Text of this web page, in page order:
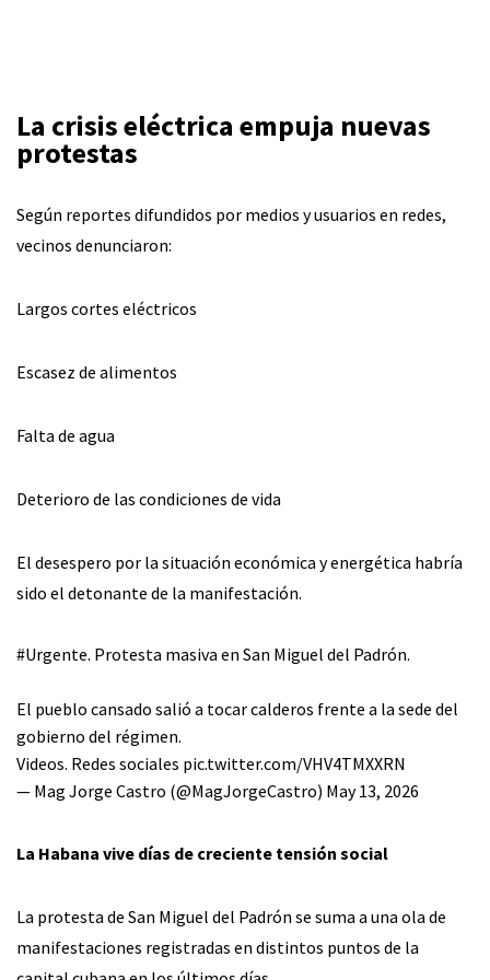
La crisis eléctrica empuja nuevas
protestas
Según reportes difundidos por medios y usuarios en redes,
vecinos denunciaron:
Largos cortes eléctricos
Escasez de alimentos
Falta de agua
Deterioro de las condiciones de vida
El desespero por la situación económica y energética habría
sido el detonante de la manifestación.
#Urgente. Protesta masiva en San Miguel del Padrón.
El pueblo cansado salió a tocar calderos frente a la sede del
gobierno del régimen.
Videos. Redes sociales pic.twitter.com/VHV4TMXXRN
— Mag Jorge Castro (@MagJorgeCastro) May 13, 2026
La Habana vive días de creciente tensión social
La protesta de San Miguel del Padrón se suma a una ola de
manifestaciones registradas en distintos puntos de la